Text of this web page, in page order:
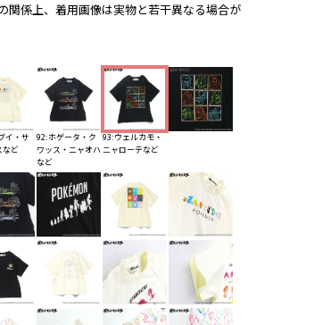
関係上、着用画像は実物と若干異なる場合が
イ・サ
など
92:ホゲータ・ク
ワッス・ニャオハ
など
93:ウェルカモ・
ニャローテなど